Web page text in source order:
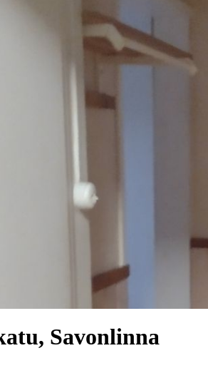
Savonlinna